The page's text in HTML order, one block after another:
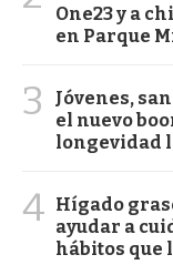
One23 y a
en Parque
3
Jóvenes,
el nuevo
longevidad
4 Hígado
ayudar a
hábitos que